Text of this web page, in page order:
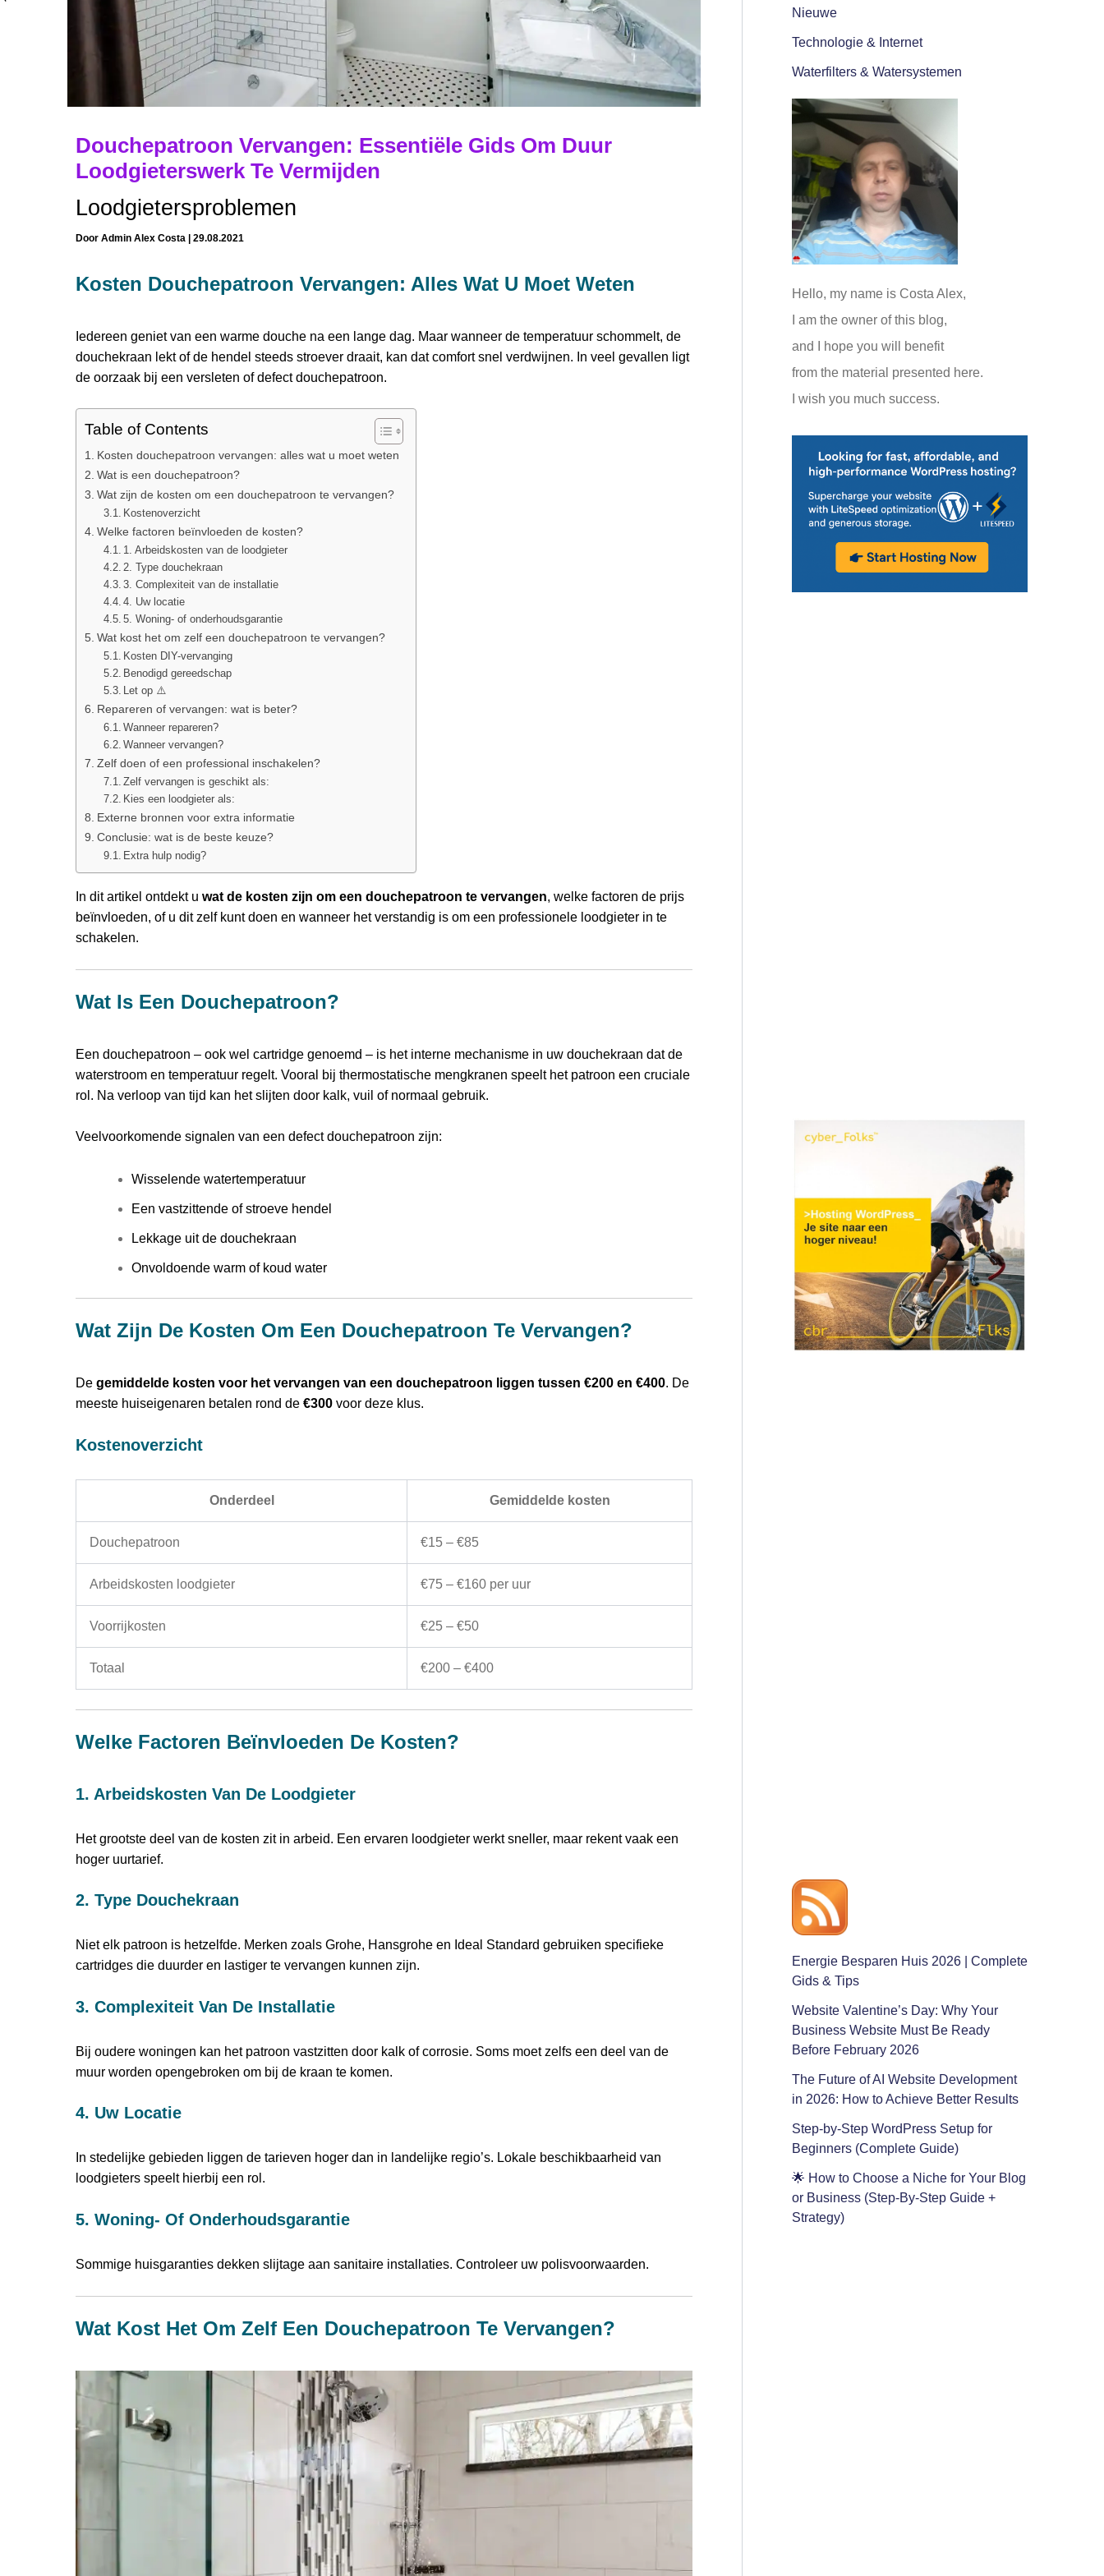
Douchepatroon Vervangen: Essentiële Gids Om Duur
Loodgieterswerk Te Vermijden
Loodgietersproblemen
Door Admin Alex Costa | 29.08.2021
Kosten Douchepatroon Vervangen: Alles Wat U Moet Weten
Iedereen geniet van een warme douche na een lange dag. Maar wanneer de temperatuur schommelt, de
douchekraan lekt of de hendel steeds stroever draait, kan dat comfort snel verdwijnen. In veel gevallen ligt
de oorzaak bij een versleten of defect douchepatroon.
Table of Contents
Kosten douchepatroon vervangen: alles wat u moet weten
Wat is een douchepatroon?
Wat zijn de kosten om een douchepatroon te vervangen?
Kostenoverzicht
Welke factoren beïnvloeden de kosten?
1. Arbeidskosten van de loodgieter
2. Type douchekraan
3. Complexiteit van de installatie
4. Uw locatie
5. Woning- of onderhoudsgarantie
Wat kost het om zelf een douchepatroon te vervangen?
Kosten DIY-vervanging
Benodigd gereedschap
Let op ⚠️
Repareren of vervangen: wat is beter?
Wanneer repareren?
Wanneer vervangen?
Zelf doen of een professional inschakelen?
Zelf vervangen is geschikt als:
Kies een loodgieter als:
Externe bronnen voor extra informatie
Conclusie: wat is de beste keuze?
Extra hulp nodig?
In dit artikel ontdekt u wat de kosten zijn om een douchepatroon te vervangen, welke factoren de prijs
beïnvloeden, of u dit zelf kunt doen en wanneer het verstandig is om een professionele loodgieter in te
schakelen.
Wat Is Een Douchepatroon?
Een douchepatroon – ook wel cartridge genoemd – is het interne mechanisme in uw douchekraan dat de
waterstroom en temperatuur regelt. Vooral bij thermostatische mengkranen speelt het patroon een cruciale
rol. Na verloop van tijd kan het slijten door kalk, vuil of normaal gebruik.
Veelvoorkomende signalen van een defect douchepatroon zijn:
Wisselende watertemperatuur
Een vastzittende of stroeve hendel
Lekkage uit de douchekraan
Onvoldoende warm of koud water
Wat Zijn De Kosten Om Een Douchepatroon Te Vervangen?
De gemiddelde kosten voor het vervangen van een douchepatroon liggen tussen €200 en €400. De
meeste huiseigenaren betalen rond de €300 voor deze klus.
Kostenoverzicht
Onderdeel Gemiddelde kosten
Douchepatroon €15 – €85
Arbeidskosten loodgieter €75 – €160 per uur
Voorrijkosten €25 – €50
Totaal €200 – €400
Welke Factoren Beïnvloeden De Kosten?
1. Arbeidskosten Van De Loodgieter
Het grootste deel van de kosten zit in arbeid. Een ervaren loodgieter werkt sneller, maar rekent vaak een
hoger uurtarief.
2. Type Douchekraan
Niet elk patroon is hetzelfde. Merken zoals Grohe, Hansgrohe en Ideal Standard gebruiken specifieke
cartridges die duurder en lastiger te vervangen kunnen zijn.
3. Complexiteit Van De Installatie
Bij oudere woningen kan het patroon vastzitten door kalk of corrosie. Soms moet zelfs een deel van de
muur worden opengebroken om bij de kraan te komen.
4. Uw Locatie
In stedelijke gebieden liggen de tarieven hoger dan in landelijke regio’s. Lokale beschikbaarheid van
loodgieters speelt hierbij een rol.
5. Woning- Of Onderhoudsgarantie
Sommige huisgaranties dekken slijtage aan sanitaire installaties. Controleer uw polisvoorwaarden.
Wat Kost Het Om Zelf Een Douchepatroon Te Vervangen?
Nieuwe
Technologie & Internet
Waterfilters & Watersystemen
Hello, my name is Costa Alex,
I am the owner of this blog,
and I hope you will benefit
from the material presented here.
I wish you much success.
Energie Besparen Huis 2026 | Complete
Gids & Tips
Website Valentine’s Day: Why Your
Business Website Must Be Ready
Before February 2026
The Future of AI Website Development
in 2026: How to Achieve Better Results
Step-by-Step WordPress Setup for
Beginners (Complete Guide)
🌟 How to Choose a Niche for Your Blog
or Business (Step-By-Step Guide +
Strategy)